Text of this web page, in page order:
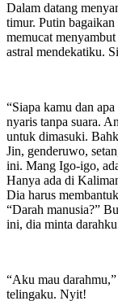
Dalam datang
timur. Putin
memucat
astral mendekatiku.
“Siapa kamu dan
nyaris tanpa suara.
untuk dimasuki.
Jin, genderuwo,
ini. Mang Igo-igo,
Hanya ada di
Dia harus
“Darah manusia?”
ini, dia minta
“Aku mau
telingaku. Nyit!